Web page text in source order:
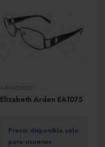
ARMAZONES
Elizabeth Arden EA1075
Precio disponible solo
para usuarios